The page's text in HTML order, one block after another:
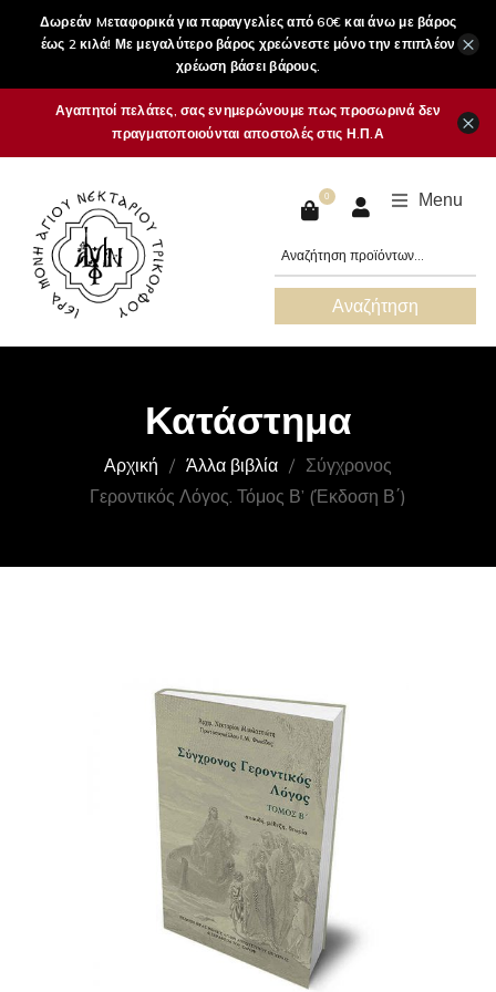
Δωρεάν Mεταφορικά για παραγγελίες από 60€ και άνω με βάρος
έως 2 κιλά! Με μεγαλύτερο βάρος χρεώνεστε μόνο την επιπλέον
χρέωση βάσει βάρους.
×
Αγαπητοί πελάτες, σας ενημερώνουμε πως προσωρινά δεν
πραγματοποιούνται αποστολές στις Η.Π.Α
×
0 Menu
Αναζήτηση
Κατάστημα
Αρχική Άλλα βιβλία
Σύγχρονος
Γεροντικός Λόγος. Τόμος Β’ (Έκδοση Β΄)